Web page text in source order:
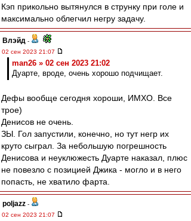
Кэп прикольно вытянулся в струнку при голе и
максимально облегчил негру задачу.
Влэйд -
02 сен 2023 21:07
man26 » 02 сен 2023 21:02
Дуарте, вроде, очень хорошо подчищает.
Дефы вообще сегодня хороши, ИМХО. Все
трое)
Денисов не очень.
ЗЫ. Гол запустили, конечно, но тут негр их
круто сыграл. За небольшую погрешность
Денисова и неуклюжесть Дуарте наказал, плюс
не повезло с позицией Джика - могло и в него
попасть, не хватило фарта.
poljazz -
02 сен 2023 21:07